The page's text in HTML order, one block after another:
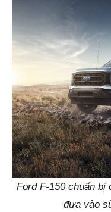
Ford F-150 chuẩn bị
đưa vào